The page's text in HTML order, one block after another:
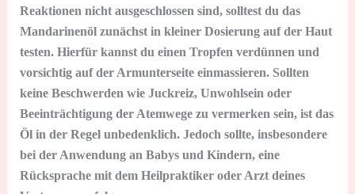
Reaktionen nicht ausgeschlossen sind, solltest du das
Mandarinenöl zunächst in kleiner Dosierung auf der Haut
testen. Hierfür kannst du einen Tropfen verdünnen und
vorsichtig auf der Armunterseite einmassieren. Sollten
keine Beschwerden wie Juckreiz, Unwohlsein oder
Beeinträchtigung der Atemwege zu vermerken sein, ist das
Öl in der Regel unbedenklich. Jedoch sollte, insbesondere
bei der Anwendung an Babys und Kindern, eine
Rücksprache mit dem Heilpraktiker oder Arzt deines